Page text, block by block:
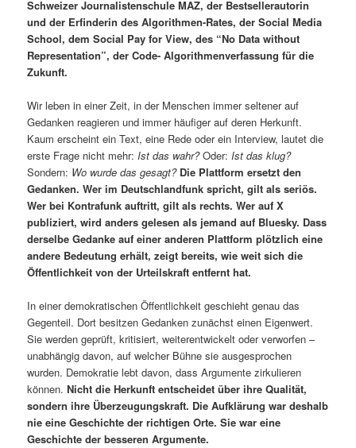
Schweizer Journalistenschule MAZ, der Bestsellerautorin
und der Erfinderin des Algorithmen-Rates, der Social Media
School, dem Social Pay for View, des “No Data without
Representation”, der Code- Algorithmenverfassung für die
Zukunft.
Wir leben in einer Zeit, in der Menschen immer seltener auf
Gedanken reagieren und immer häufiger auf deren Herkunft.
Kaum erscheint ein Text, eine Rede oder ein Interview, lautet die
erste Frage nicht mehr:Ist das wahr?Oder:Ist das klug?
Sondern: Wo wurde das gesagt? Die Plattform ersetzt den
Gedanken. Wer im Deutschlandfunk spricht, gilt als seriös.
Wer bei Kontrafunk auftritt, gilt als rechts. Wer auf X
publiziert, wird anders gelesen als jemand auf Bluesky. Dass
derselbe Gedanke auf einer anderen Plattform plötzlich eine
andere Bedeutung erhält, zeigt bereits, wie weit sich die
Öffentlichkeit von der Urteilskraft entfernt hat.
In einer demokratischen Öffentlichkeit geschieht genau das
Gegenteil. Dort besitzen Gedanken zunächst einen Eigenwert.
Sie werden geprüft, kritisiert, weiterentwickelt oder verworfen –
unabhängig davon, auf welcher Bühne sie ausgesprochen
wurden. Demokratie lebt davon, dass Argumente zirkulieren
können.Nicht die Herkunft entscheidet über ihre Qualität,
sondern ihre Überzeugungskraft. Die Aufklärung war deshalb
nie eine Geschichte der richtigen Orte. Sie war eine
Geschichte der besseren Argumente.